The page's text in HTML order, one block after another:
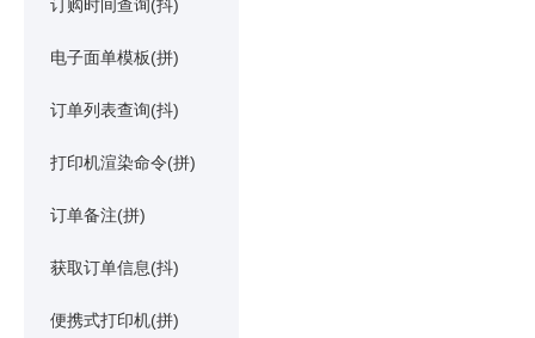
订购时间查询(抖)
电子面单模板(拼)
订单列表查询(抖)
打印机渲染命令(拼)
订单备注(拼)
获取订单信息(抖)
便携式打印机(拼)